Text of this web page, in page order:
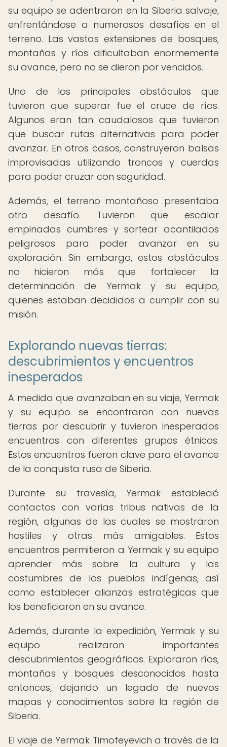
su equipo se adentraron en la Siberia salvaje,
enfrentándose a numerosos desafíos en el
terreno. Las vastas extensiones de bosques,
montañas y ríos dificultaban enormemente
su avance, pero no se dieron por vencidos.
Uno de los principales obstáculos que
tuvieron que superar fue el cruce de ríos.
Algunos eran tan caudalosos que tuvieron
que buscar rutas alternativas para poder
avanzar. En otros casos, construyeron balsas
improvisadas utilizando troncos y cuerdas
para poder cruzar con seguridad.
Además, el terreno montañoso presentaba
otro desafío. Tuvieron que escalar
empinadas cumbres y sortear acantilados
peligrosos para poder avanzar en su
exploración. Sin embargo, estos obstáculos
no hicieron más que fortalecer la
determinación de Yermak y su equipo,
quienes estaban decididos a cumplir con su
misión.
Explorando nuevas tierras:
descubrimientos y encuentros
inesperados
A medida que avanzaban en su viaje, Yermak
y su equipo se encontraron con nuevas
tierras por descubrir y tuvieron inesperados
encuentros con diferentes grupos étnicos.
Estos encuentros fueron clave para el avance
de la conquista rusa de Siberia.
Durante su travesía, Yermak estableció
contactos con varias tribus nativas de la
región, algunas de las cuales se mostraron
hostiles y otras más amigables. Estos
encuentros permitieron a Yermak y su equipo
aprender más sobre la cultura y las
costumbres de los pueblos indígenas, así
como establecer alianzas estratégicas que
los beneficiaron en su avance.
Además, durante la expedición, Yermak y su
equipo realizaron importantes
descubrimientos geográficos. Exploraron ríos,
montañas y bosques desconocidos hasta
entonces, dejando un legado de nuevos
mapas y conocimientos sobre la región de
Siberia.
El viaje de Yermak Timofeyevich a través de la